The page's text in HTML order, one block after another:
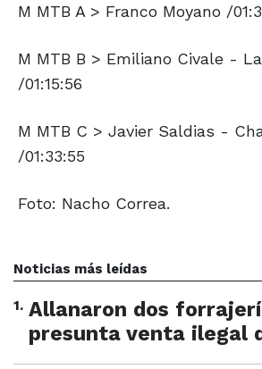
M MTB A > Franco Moyano /
M MTB B > Emiliano Civale -
/01:15:56
M MTB C > Javier Saldias -
/01:33:55
Foto: Nacho Correa.
Noticias más leídas
1. Allanaron dos
presunta venta ilegal